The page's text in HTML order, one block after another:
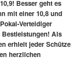
Besser geht es
mit einer 10,8 und
Verteidiger
Bestleistungen! Als
erhielt jeder Schütze
herzlichen